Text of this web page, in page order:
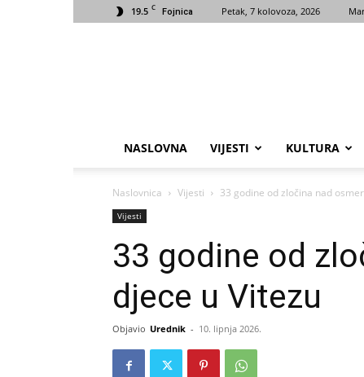
19.5 C Fojnica Petak, 7 kolovoza, 2026
NASLOVNA VIJESTI KULTURA
Naslovnica Vijesti 33 godine od zločina nad
Vijesti
33 godine od
djece u Vitezu
Objavio Urednik - 10. lipnja 2026.